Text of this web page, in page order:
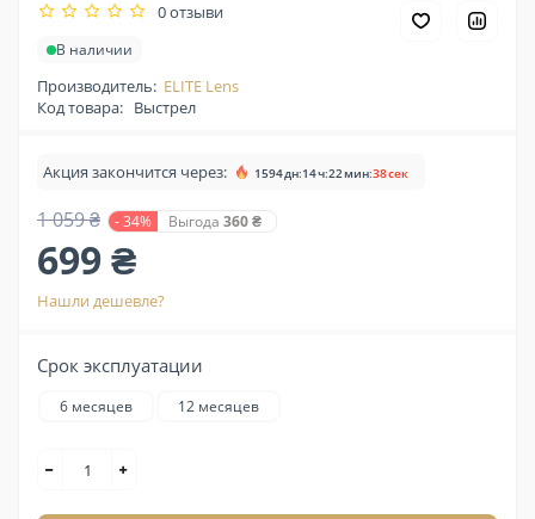
0 отзыви
В наличии
Производитель: ELITE Lens
Код товара: Выстрел
Акция закончится через: 1594дн:14ч:22мин:37сек
1 059 ₴ - 34% Выгода 360 ₴
699 ₴
Нашли дешевле?
Срок эксплуатации
6 месяцев 12 месяцев